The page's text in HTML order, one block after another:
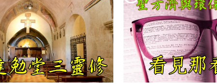
【信仰之旅】第十五集：「入門聖事」—錢
玲珠 老師
【信仰之旅】第十四集：「天主十誡(下)」
—金毓瑋 神父